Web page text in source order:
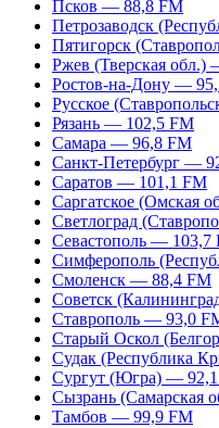
Псков — 88,8 FM
Петрозаводск
Пятигорск
Ржев (Тверская обл.)
Ростов-на-Дону —
Русское
Рязань — 102,5 FM
Самара — 96,8 FM
Санкт-Петербург —
Саратов — 101,1 FM
Саргатское (Омская
Светлоград
Севастополь — 103,7
Симферополь
Смоленск — 88,4 FM
Советск
Ставрополь — 93,0
Старый Оскол
Судак (Республика
Сургут (Югра) —
Сызрань (Самарская
Тамбов — 99,9 FM